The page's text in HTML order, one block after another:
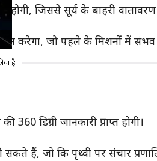
जिससे सूर्य के बाहरी वातावरण
करेगा, जो पहले के मिशनों में संभव
है
360 डिग्री जानकारी प्राप्त होगी।
हैं, जो कि पृथ्वी पर संचार